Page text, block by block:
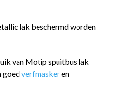
lak beschermd worden
van Motip spuitbus lak
goedverfmaskeren